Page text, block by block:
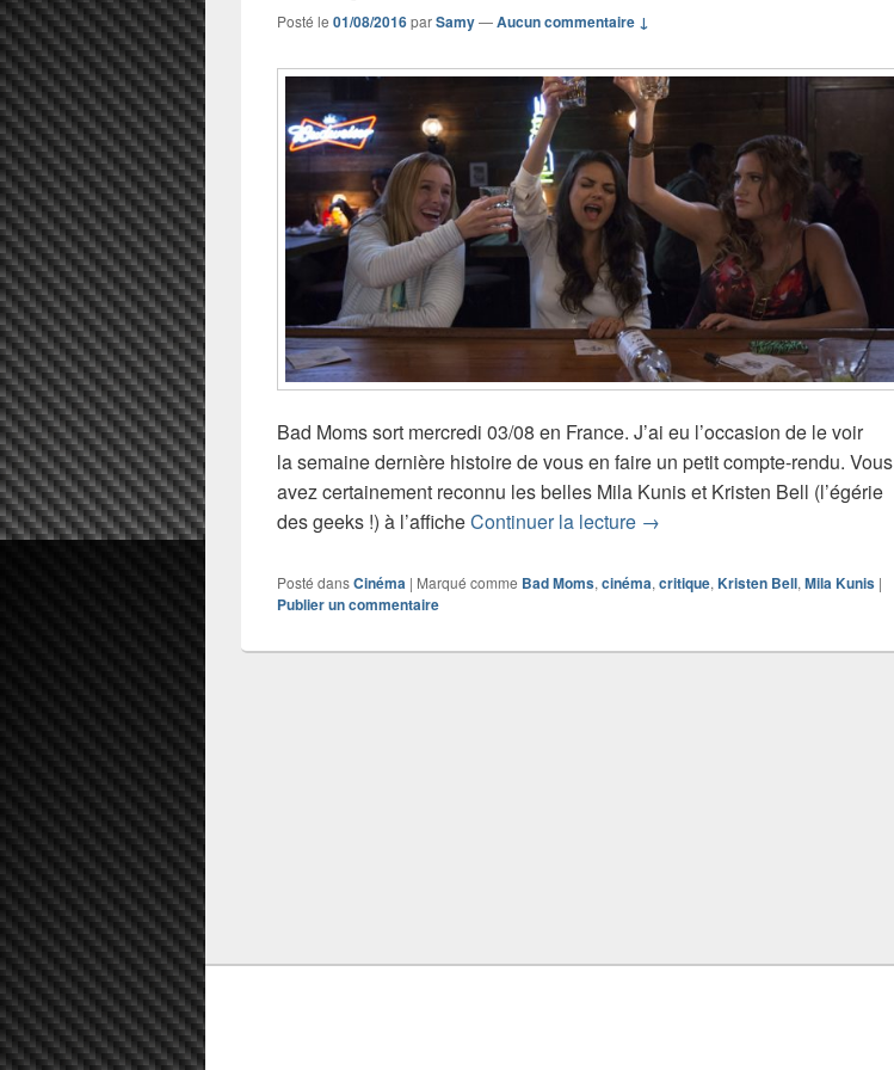
Posté le 01/08/2016parSamy—Aucun commentaire ↓
Bad Moms sort mercredi 03/08 en France. J’ai eu l’occasion de le voir
la semaine dernière histoire de vous en faire un petit compte-rendu. Vous
avez certainement reconnu les belles Mila Kunis et Kristen Bell (l’égérie
des geeks !) à l’afficheContinuer la lecture Critique de Bad Moms
→
Posté dansCinéma | Marqué comme Bad Moms, cinéma, critique, Kristen Bell, Mila Kunis |
Publier un commentaire